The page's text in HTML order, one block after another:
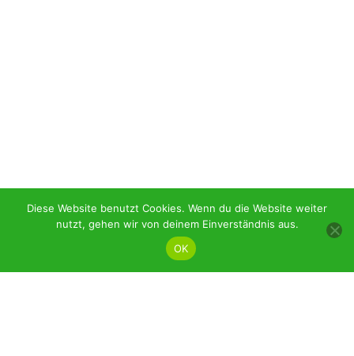
Diese Website benutzt Cookies. Wenn du die Website weiter
nutzt, gehen wir von deinem Einverständnis aus.
OK